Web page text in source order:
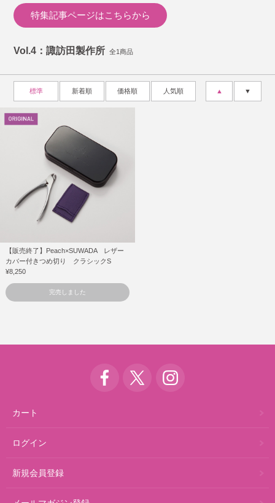
特集記事ページはこちらから
Vol.4：諏訪田製作所 全1商品
標準 新着順 価格順 人気順 ▼
▲
【販売終了】Peach×SUWADA レザー
カバー付きつめ切り クラシックS
¥8,250
完売しました
カート
ログイン
新規会員登録